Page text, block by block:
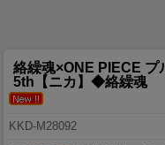
絡繰魂×ONE PIECE プ
5th【ニカ】◆絡繰魂
KKD-M28092